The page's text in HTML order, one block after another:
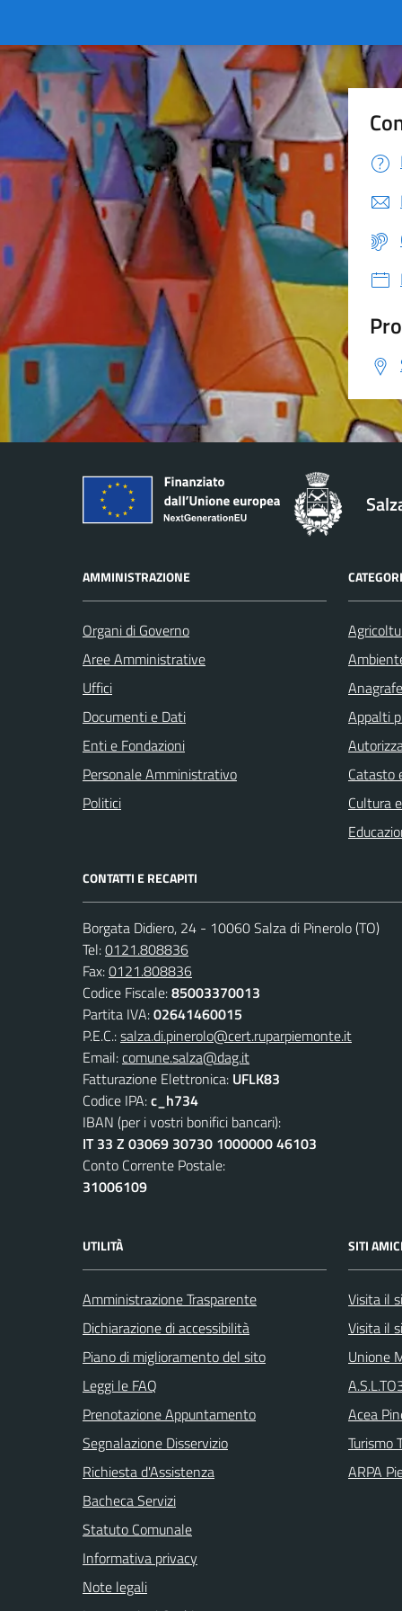
AMMINISTRAZIONE
Organi di Governo
Aree Amministrative
Uffici
Documenti e Dati
Enti e Fondazioni
Personale Amministrativo
Politici
Appalti
Catasto
Cultura
CONTATTI E RECAPITI
Borgata Didiero, 24 - 10060 Salza di Pinerolo (TO)
Tel:0121.808836
Fax:0121.808836
Codice Fiscale:85003370013
Partita IVA:02641460015
P.E.C.:salza.di.pinerolo@cert.ruparpiemonte.it
Email:comune.salza@dag.it
Fatturazione Elettronica: UFLK83
Codice IPA:c_h734
IBAN (per i vostri bonifici bancari):
IT 33 Z 03069 30730 1000000 46103
Conto Corrente Postale:
31006109
UTILITÀ
Amministrazione Trasparente
Dichiarazione di accessibilità
Piano di miglioramento del sito
Leggi le FAQ
Prenotazione Appuntamento
Segnalazione Disservizio
Richiesta d'Assistenza
Bacheca Servizi
Statuto Comunale
Informativa privacy
Note legali
SITI AMICI
Visita il
Visita il
Unione
Acea
Turismo
ARPA